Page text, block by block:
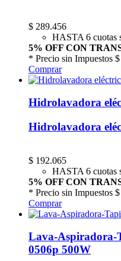
$ 289.456
HASTA 6 cuotas
5% OFF CON
* Precio sin Impuestos
Comprar
Hidrolavadora
Hidrolavadora
$ 192.065
HASTA 6 cuotas
5% OFF CON
* Precio sin Impuestos
Comprar
Lava-Aspiradora-
0506p 500W